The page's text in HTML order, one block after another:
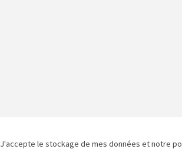
J'accepte le stockage de mes données et notre